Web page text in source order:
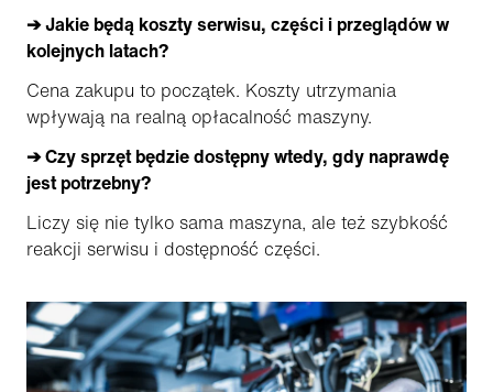
➔ Jakie będą koszty serwisu, części i przeglądów w
kolejnych latach?
Cena zakupu to początek. Koszty utrzymania
wpływają na realną opłacalność maszyny.
➔ Czy sprzęt będzie dostępny wtedy, gdy naprawdę
jest potrzebny?
Liczy się nie tylko sama maszyna, ale też szybkość
reakcji serwisu i dostępność części.